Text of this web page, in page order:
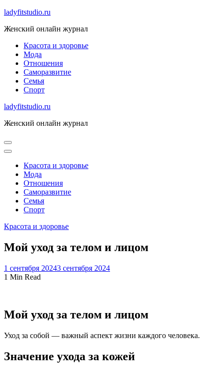
Skip
content
ladyfitstudio.ru
Женский онлайн журнал
Красота и здоровье
Мода
Отношения
Саморазвитие
Семья
Спорт
ladyfitstudio.ru
Женский онлайн журнал
Красота и здоровье
Мода
Отношения
Саморазвитие
Семья
Спорт
Красота и здоровье
Мой уход за телом и лицом
1 сентября 20243 сентября 2024
1 Min Read
Мой уход за телом и лицом
Уход за собой — важный аспект жизни каждого человека.
Значение ухода за кожей